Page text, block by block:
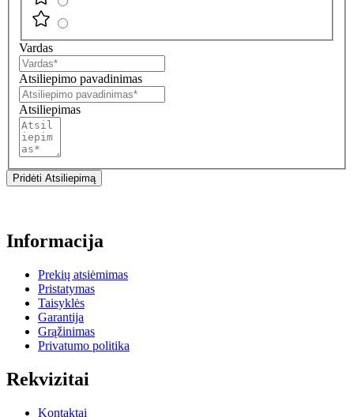
Vardas
Atsiliepimo pavadinimas
Atsiliepimas
Pridėti Atsiliepimą
Informacija
Prekių atsiėmimas
Pristatymas
Taisyklės
Garantija
Grąžinimas
Privatumo politika
Rekvizitai
Kontaktai